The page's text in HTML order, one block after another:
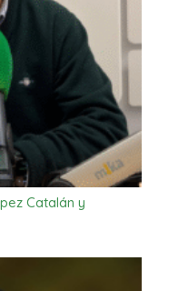
Catalán y